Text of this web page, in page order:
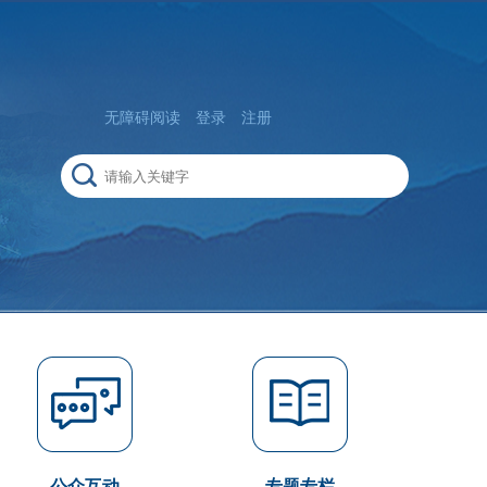
无障碍阅读 登录 注册